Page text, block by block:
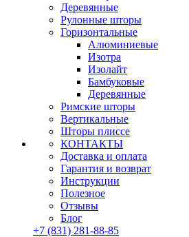
Деревянные
Рулонные шторы
Горизонтальные
Алюминиевые
Изотра
Изолайт
Бамбуковые
Деревянные
Римские шторы
Вертикальные
Шторы плиссе
КОНТАКТЫ
Доставка и оплата
Гарантия и возврат
Инструкции
Полезное
Отзывы
Блог
+7 (831) 281-88-85